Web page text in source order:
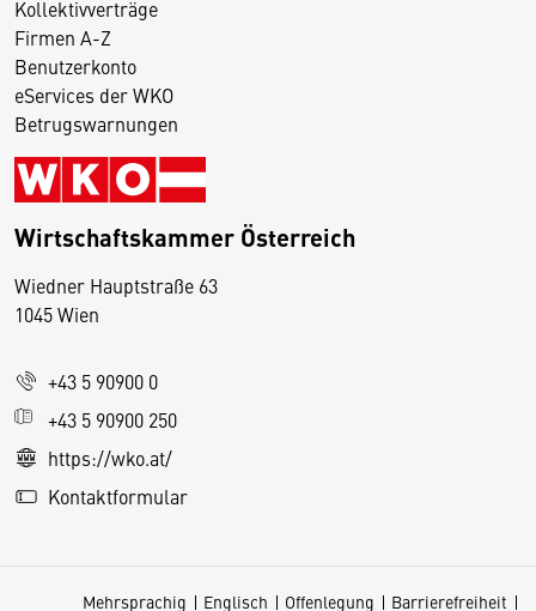
Kollektivverträge
Firmen A-Z
Benutzerkonto
eServices der WKO
Betrugswarnungen
Wirtschaftskammer Österreich
Wiedner Hauptstraße 63
1045 Wien
+43 5 90900 0
+43 5 90900 250
https://wko.at/
Kontaktformular
Mehrsprachig Englisch Offenlegung Barrierefreiheit
D
s
e
S
e